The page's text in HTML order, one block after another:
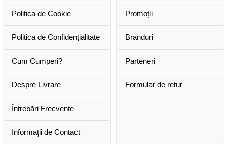
Politica de Cookie
Politica de Confidențialitate
Cum Cumperi?
Despre Livrare
Întrebări Frecvente
Informaţii de Contact
Promoții
Branduri
Parteneri
Formular de retur